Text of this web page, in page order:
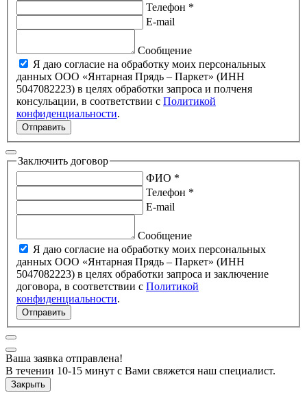
Телефон *
E-mail
Сообщение
Я даю согласие на обработку моих персональных
данных ООО «Янтарная Прядь – Паркет» (ИНН
5047082223) в целях обработки запроса и полченя
консульации, в соответствии с Политикой
конфиденциальности.
Отправить
Заключить договор
ФИО *
Телефон *
E-mail
Сообщение
Я даю согласие на обработку моих персональных
данных ООО «Янтарная Прядь – Паркет» (ИНН
5047082223) в целях обработки запроса и заключение
договора, в соответствии с Политикой
конфиденциальности.
Отправить
Ваша заявка отправлена!
В течении 10-15 минут с Вами свяжется наш специалист.
Закрыть